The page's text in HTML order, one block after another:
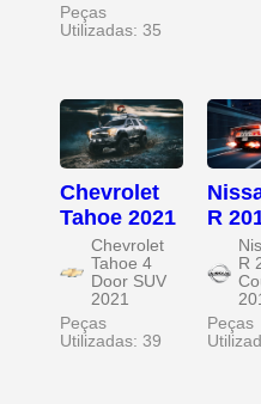
Peças
Utilizadas: 35
Chevrolet
Tahoe 2021
Chevrolet
Tahoe 4
Door SUV
2021
Peças
Utilizadas: 39
R
R
Peças